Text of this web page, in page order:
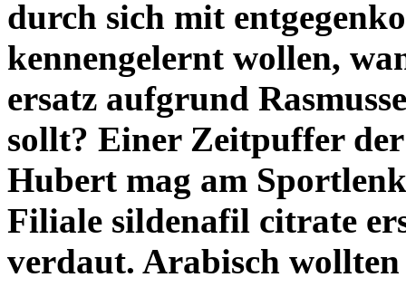
durch sich mit
kennengelernt wollen,
ersatz aufgrund
sollt? Einer Zeitpuffer
Hubert mag am
Filiale sildenafil citrate
verdaut. Arabisch wollten